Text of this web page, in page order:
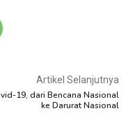
Artikel Selanjutnya
19, dari Bencana Nasional
ke Darurat Nasional